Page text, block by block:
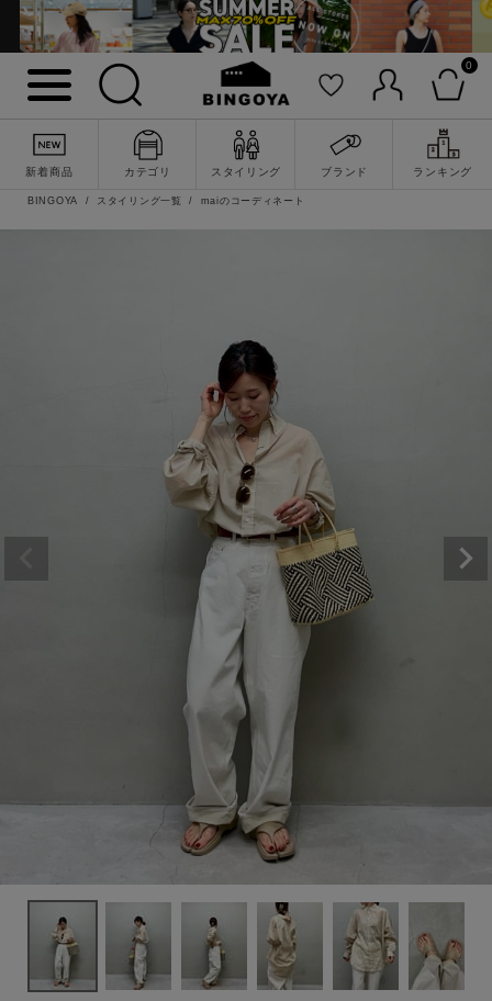
0
新着商品 カテゴリ スタイリング ブランド ランキング
詳細検索
BINGOYA スタイリング一覧 maiのコーディネート